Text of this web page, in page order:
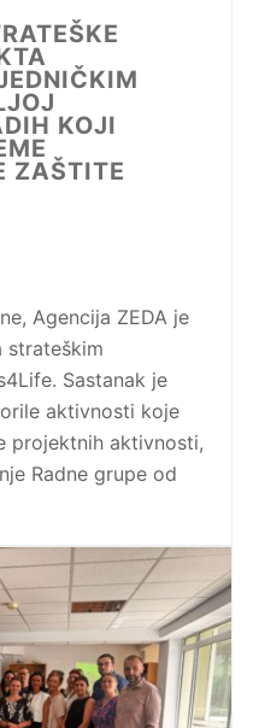
KOJI
ZAŠTITE
Agencija ZEDA je
strateškim
Sastanak je
aktivnosti koje
projektnih aktivnosti,
Radne grupe od